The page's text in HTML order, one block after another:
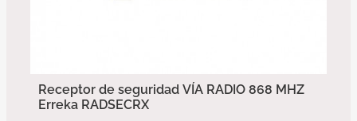
Receptor de seguridad VÍA RADIO 868 MHZ
Erreka RADSECRX